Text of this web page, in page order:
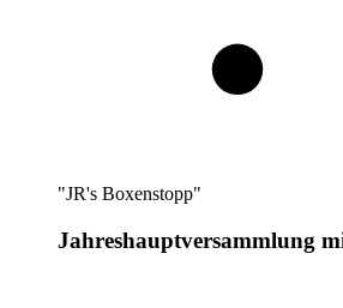
"JR's Boxenstopp"
Jahreshauptversammlung